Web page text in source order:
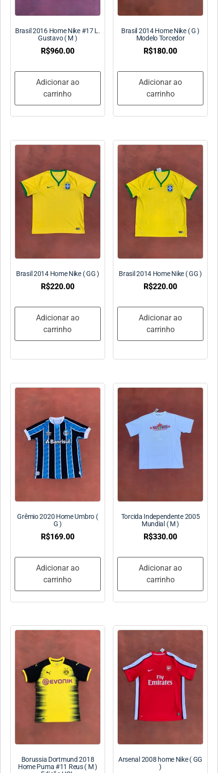
Brasil 2016 Home Nike #17 L.
Gustavo ( M )
R$960.00
Adicionar ao
carrinho
Brasil 2014 Home Nike ( G )
Modelo Torcedor
R$180.00
Adicionar ao
carrinho
Brasil 2014 Home Nike ( GG )
R$220.00
Adicionar ao
carrinho
Brasil 2014 Home Nike ( GG )
R$220.00
Adicionar ao
carrinho
Grêmio 2020 Home Umbro (
G )
R$169.00
Adicionar ao
carrinho
Torcida Independente 2005
Mundial ( M )
R$330.00
Adicionar ao
carrinho
Borussia Dortmund 2018
Home Puma #11 Reus ( M )
Arsenal 2008 home Nike ( GG
)